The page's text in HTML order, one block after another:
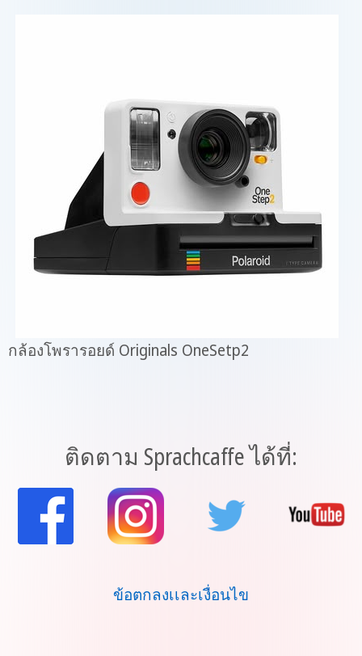
กล้องโพรารอยด์ Originals OneSetp2
ติดตาม Sprachcaffe ได้ที่:
ข้อตกลงเเละเงื่อนไข